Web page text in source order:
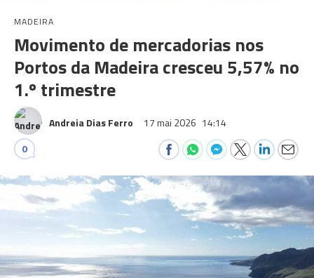
MADEIRA
Movimento de mercadorias nos
Portos da Madeira cresceu 5,57% no
1.º trimestre
Andreia Dias Ferro 17 mai 2026 14:14
0